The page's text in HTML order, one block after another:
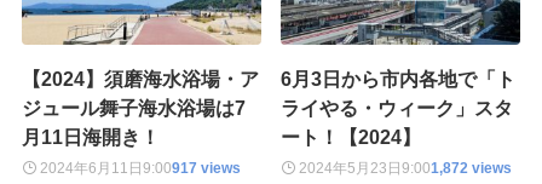
【2024】須磨海水浴場・ア
ジュール舞子海水浴場は7
月11日海開き！
2024年6月11日9:00917 views
6月3日から市内各地で「ト
ライやる・ウィーク」スタ
ート！【2024】
2024年5月23日9:001,872 views